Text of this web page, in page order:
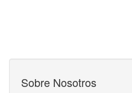
Sobre Nosotros